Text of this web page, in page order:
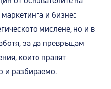
и бизнес
мислене, но и в
за да превръщам
които правят
и разбираемо.